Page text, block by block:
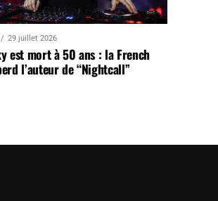
29 juillet 2026
est mort à 50 ans : la French
l’auteur de “Nightcall”